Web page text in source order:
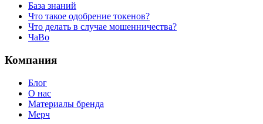
База знаний
Что такое одобрение токенов?
Что делать в случае мошенничества?
ЧаВо
Компания
Блог
О нас
Материалы бренда
Мерч